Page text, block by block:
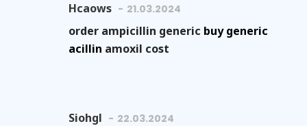
Hcaows 21.03.2024
order ampicillin generic buy generic
acillin amoxil cost
Siohgl 22.03.2024